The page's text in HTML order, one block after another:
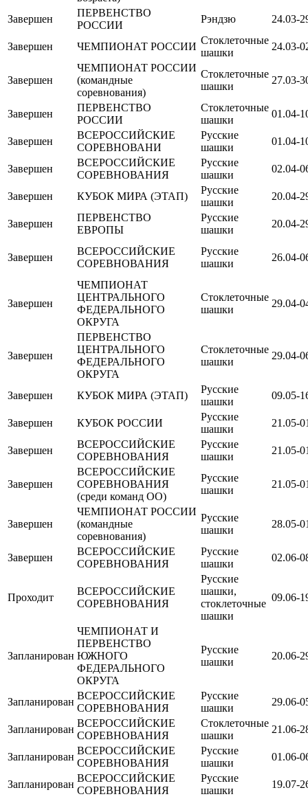
Завершен
ПЕРВЕНСТВО
РОССИИ
Рэндзю 24.03-
Завершен ЧЕМПИОНАТ РОССИИ
Стоклеточные
шашки
24.03-
Завершен
ЧЕМПИОНАТ РОССИИ
(командные
соревнования)
Стоклеточные
шашки
27.03-
Завершен
ПЕРВЕНСТВО
РОССИИ
Стоклеточные
шашки
01.04-
Завершен
ВСЕРОССИЙСКИЕ
СОРЕВНОВАНИ
Русские
шашки
01.04-
Завершен
ВСЕРОССИЙСКИЕ
СОРЕВНОВАНИЯ
Русские
шашки
02.04-
Завершен КУБОК МИРА (ЭТАП)
Русские
шашки
20.04-
Завершен
ПЕРВЕНСТВО
ЕВРОПЫ
Русские
шашки
20.04-
Завершен
ВСЕРОССИЙСКИЕ
СОРЕВНОВАНИЯ
Русские
шашки
26.04-
Завершен
ЧЕМПИОНАТ
ЦЕНТРАЛЬНОГО
ФЕДЕРАЛЬНОГО
ОКРУГА
Стоклеточные
шашки
29.04-
Завершен
ПЕРВЕНСТВО
ЦЕНТРАЛЬНОГО
ФЕДЕРАЛЬНОГО
ОКРУГА
Стоклеточные
шашки
29.04-
Завершен КУБОК МИРА (ЭТАП)
Русские
шашки
09.05-
Завершен КУБОК РОССИИ
Русские
шашки
21.05-
Завершен
ВСЕРОССИЙСКИЕ
СОРЕВНОВАНИЯ
Русские
шашки
21.05-
Завершен
ВСЕРОССИЙСКИЕ
СОРЕВНОВАНИЯ
(среди команд ОО)
Русские
шашки
21.05-
Завершен
ЧЕМПИОНАТ РОССИИ
(командные
соревнования)
Русские
шашки
28.05-
Завершен
ВСЕРОССИЙСКИЕ
СОРЕВНОВАНИЯ
Русские
шашки
02.06-
Проходит
ВСЕРОССИЙСКИЕ
СОРЕВНОВАНИЯ
Русские
шашки,
стоклеточные
шашки
09.06-
Запланирован
ЧЕМПИОНАТ И
ПЕРВЕНСТВО
ЮЖНОГО
ФЕДЕРАЛЬНОГО
ОКРУГА
Русские
шашки
20.06-
Запланирован
ВСЕРОССИЙСКИЕ
СОРЕВНОВАНИЯ
Русские
шашки
29.06-
Запланирован
ВСЕРОССИЙСКИЕ
СОРЕВНОВАНИЯ
Стоклеточные
шашки
21.06-
Запланирован
ВСЕРОССИЙСКИЕ
СОРЕВНОВАНИЯ
Русские
шашки
01.06-
Запланирован
ВСЕРОССИЙСКИЕ
СОРЕВНОВАНИЯ
Русские
шашки
19.07-